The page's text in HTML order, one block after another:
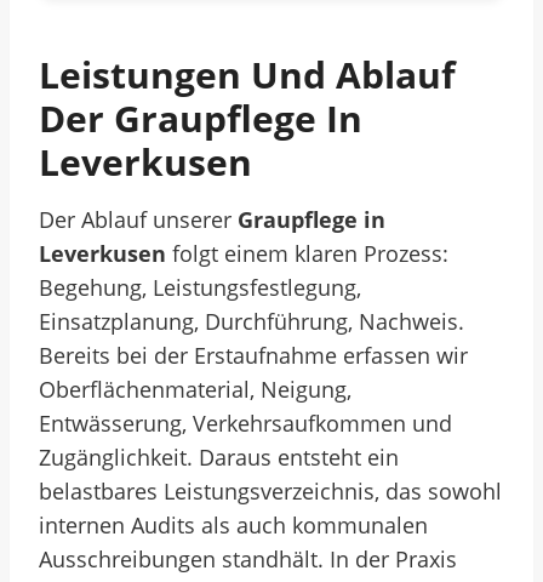
Leistungen Und Ablauf
Der Graupflege In
Leverkusen
Der Ablauf unserer Graupflege in
Leverkusen folgt einem klaren Prozess:
Begehung, Leistungsfestlegung,
Einsatzplanung, Durchführung, Nachweis.
Bereits bei der Erstaufnahme erfassen wir
Oberflächenmaterial, Neigung,
Entwässerung, Verkehrsaufkommen und
Zugänglichkeit. Daraus entsteht ein
belastbares Leistungsverzeichnis, das sowohl
internen Audits als auch kommunalen
Ausschreibungen standhält. In der Praxis